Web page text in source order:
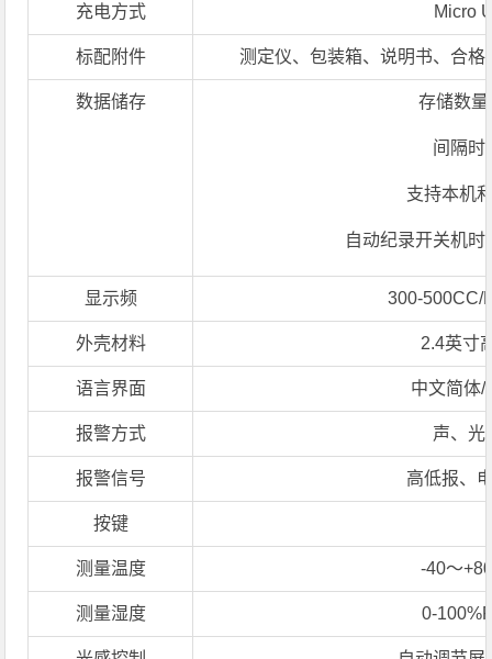
充电方式 Micro
标配附件 测定仪、包装箱、说明书、合
数据储存 存储数
间隔时
支持本机
自动纪录开关机
显示频 300-500CC/
外壳材料 2.4英寸
语言界面 中文简体/
报警方式 声、光
报警信号 高低报、
按键
测量温度 -40～
测量湿度 0-